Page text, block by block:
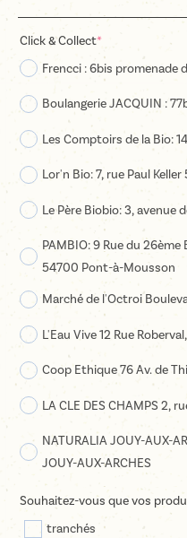
Click & Collect*
Frencci : 6bis promenade
Boulangerie JACQUIN :
Les Comptoirs de la Bio:
Lor'n Bio: 7, rue Paul
Le Père Biobio: 3, avenue
PAMBIO: 9 Rue du
54700 Pont-à-Mousson
Marché de l'Octroi
L'Eau Vive 12 Rue
Coop Ethique 76 Av. de
LA CLE DES CHAMPS 2,
NATURALIA JOUY-AUX-
JOUY-AUX-ARCHES
Souhaitez-vous que vos
tranchés